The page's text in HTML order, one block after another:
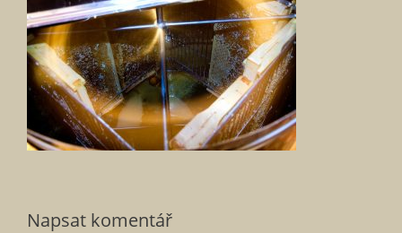
Napsat komentář